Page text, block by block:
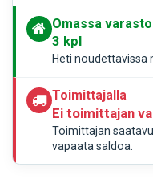
Omassa
3 kpl
Heti noudettavissa
Toimittajalla
Ei toimittajan
Toimittajan
vapaata saldoa.